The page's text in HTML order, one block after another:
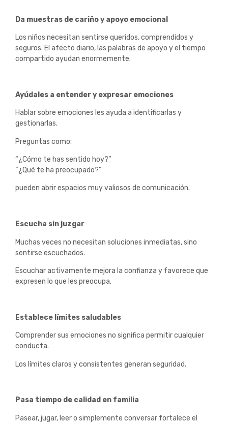
Da muestras de cariño y apoyo emocional
Los niños necesitan sentirse queridos, comprendidos y
seguros. El afecto diario, las palabras de apoyo y el tiempo
compartido ayudan enormemente.
Ayúdales a entender y expresar emociones
Hablar sobre emociones les ayuda a identificarlas y
gestionarlas.
Preguntas como:
“¿Cómo te has sentido hoy?”
“¿Qué te ha preocupado?”
pueden abrir espacios muy valiosos de comunicación.
Escucha sin juzgar
Muchas veces no necesitan soluciones inmediatas, sino
sentirse escuchados.
Escuchar activamente mejora la confianza y favorece que
expresen lo que les preocupa.
Establece límites saludables
Comprender sus emociones no significa permitir cualquier
conducta.
Los límites claros y consistentes generan seguridad.
Pasa tiempo de calidad en familia
Pasear, jugar, leer o simplemente conversar fortalece el